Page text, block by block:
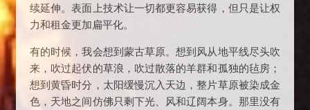
续延伸。表面上技术让一切都更容易获得，但只是让权
力和租金更加扁平化。
有的时候，我会想到蒙古草原。想到风从地平线尽头吹
来，吹过起伏的草浪，吹过散落的羊群和孤独的毡房；
想到黄昏时分，太阳缓慢沉入天边，整片草原被染成金
色，天地之间仿佛只剩下光、风和辽阔本身。那里没有